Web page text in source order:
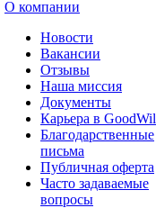
О компании
Новости
Вакансии
Отзывы
Наша миссия
Документы
Карьера в
Благодарственные
письма
Публичная оферта
Часто задаваемые
вопросы